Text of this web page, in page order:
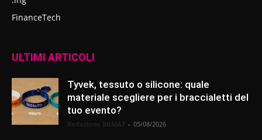
FinanceTech
ULTIMI ARTICOLI
Tyvek, tessuto o silicone: quale
materiale scegliere per i braccialetti del
tuo evento?
- 05/08/2026